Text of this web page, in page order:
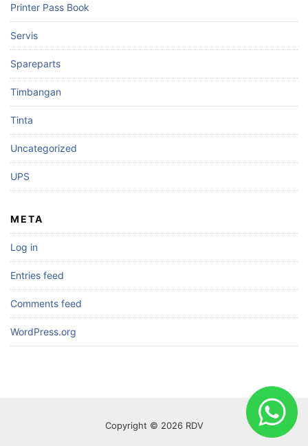
Printer Pass Book
Servis
Spareparts
Timbangan
Tinta
Uncategorized
UPS
META
Log in
Entries feed
Comments feed
WordPress.org
Copyright © 2026 RDV